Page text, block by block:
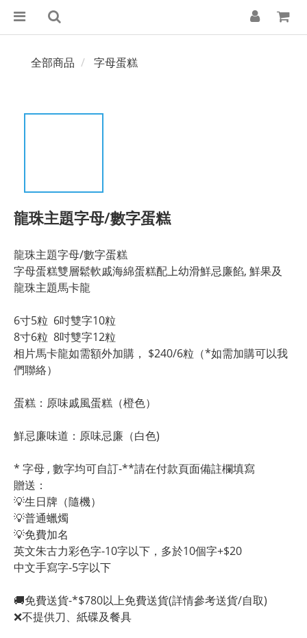
全部商品 字母蛋糕
龍珠主題字母/數字蛋糕
龍珠主題字母/數字蛋糕
字母蛋糕雙層鬆軟戚海綿蛋糕配上幼滑鮮忌廉餡, 鮮果及
龍珠主題馬卡龍
6寸5粒  6吋雙字10粒
8寸6粒  8吋雙字12粒
相片馬卡龍如需額外加購， $240/6粒（*如需加購可以我
們聯絡）
蛋糕：原味戚風蛋糕（橙色）
鮮忌廉味道：原味忌廉（白色)
* 字母 , 數字均可自訂-**請在付款頁面備註欄填寫
贈送：
💡生日牌（隨機）
💡普通蠟燭
💡免費加名
英文朱古力彩色字-10字以下，多於10個字+$20
中文手寫字-5字以下
🚚免費送貨-*$780以上免費送貨(詳情參考送貨/自取)
❌不提供刀、紙碟及餐具